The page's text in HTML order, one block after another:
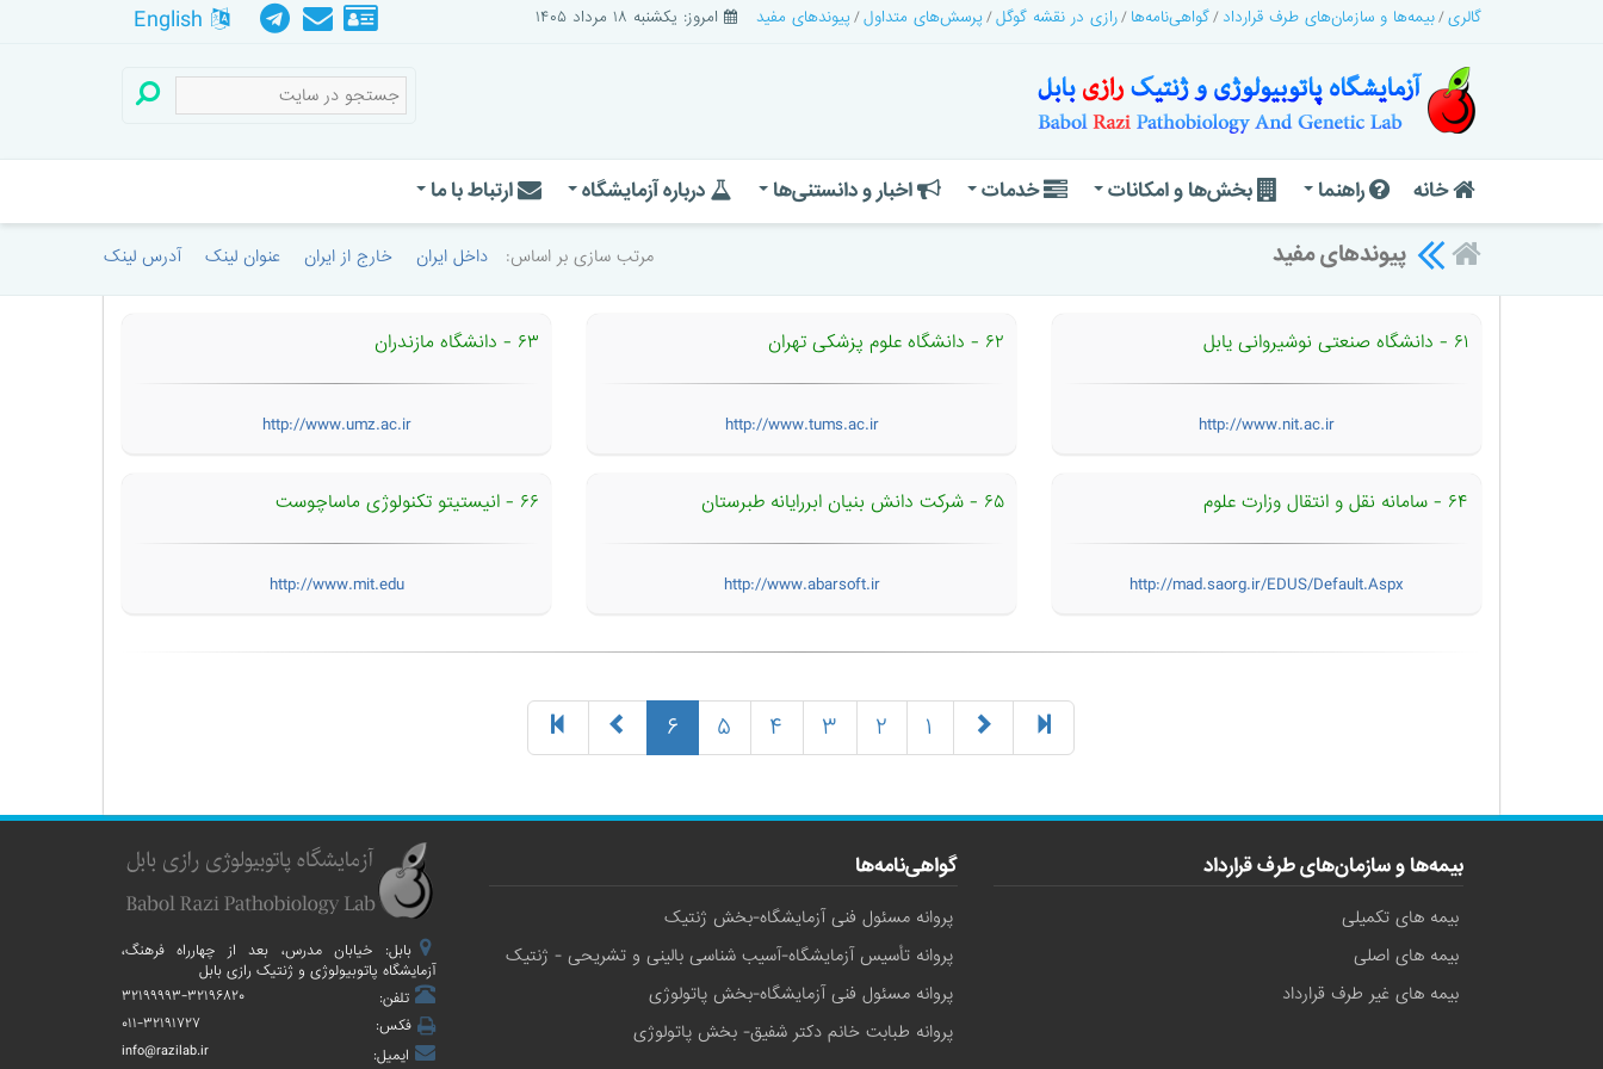
گالری بیمه‌ها و سازمان‌های طرف قرارداد گواهی‌نامه‌ها رازی در نقشه گوگل پرسش‌های متداول پیوندهای مفید امروز: یکشنبه ۱۸ مرداد ۱۴۰۵
خانه راهنما بخش‌ها و امکانات خدمات اخبار و دانستنی‌ها درباره آزمایشگاه ارتباط با ما
پیوندهای مفید مرتب سازی بر اساس: داخل ایران خارج از ایران عنوان لینک آدرس لینک
۶۱ - دانشگاه صنعتی نوشیروانی یابل
http://www.nit.ac.ir
۶۲ - دانشگاه علوم پزشكی تهران
http://www.tums.ac.ir
۶۳ - دانشگاه مازندران
http://www.umz.ac.ir
۶۴ - سامانه نقل و انتقال وزارت علوم
http://mad.saorg.ir/EDUS/Default.Aspx
۶۵ - شرکت دانش بنیان ابررایانه طبرستان
http://www.abarsoft.ir
۶۶ - انیستیتو تکنولوژی ماساچوست
http://www.mit.edu
۱ ۲ ۳ ۴ ۵ ۶
بیمه‌ها و سازمان‌های طرف قرارداد
بیمه های تکمیلی
بیمه های اصلی
بیمه های غیر طرف قرارداد
گواهی‌نامه‌ها
پروانه مسئول فنی آزمایشگاه-بخش ژنتیک
پروانه تأسیس آزمایشگاه-آسیب شناسی بالینی و تشریحی - ژنتیک
پروانه مسئول فنی آزمایشگاه-بخش پاتولوژی
پروانه طبابت خانم دکتر شفیق- بخش پاتولوژی
بابل: خیابان مدرس، بعد از چهارراه فرهنگ،
آزمایشگاه پاتوبیولوژی و ژنتیک رازی بابل
تلفن:
۳۲۱۹۹۹۹۳-۳۲۱۹۶۸۲۰
فکس:
۰۱۱-۳۲۱۹۱۷۲۷
ایمیل:
info@razilab.ir